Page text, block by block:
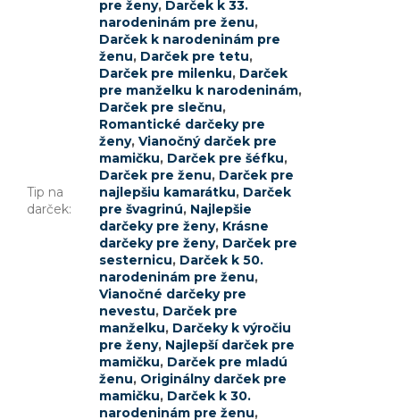
Tip na
darček:
pre ženy, Darček k 33.
narodeninám pre ženu,
Darček k narodeninám pre
ženu, Darček pre tetu,
Darček pre milenku, Darček
pre manželku k narodeninám,
Darček pre slečnu,
Romantické darčeky pre
ženy, Vianočný darček pre
mamičku, Darček pre šéfku,
Darček pre ženu, Darček pre
najlepšiu kamarátku, Darček
pre švagrinú, Najlepšie
darčeky pre ženy, Krásne
darčeky pre ženy, Darček pre
sesternicu, Darček k 50.
narodeninám pre ženu,
Vianočné darčeky pre
nevestu, Darček pre
manželku, Darčeky k výročiu
pre ženy, Najlepší darček pre
mamičku, Darček pre mladú
ženu, Originálny darček pre
mamičku, Darček k 30.
narodeninám pre ženu,